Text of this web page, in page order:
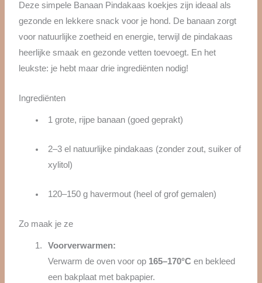
Deze simpele Banaan Pindakaas koekjes zijn ideaal als
gezonde en lekkere snack voor je hond. De banaan zorgt
voor natuurlijke zoetheid en energie, terwijl de pindakaas
heerlijke smaak en gezonde vetten toevoegt. En het
leukste: je hebt maar drie ingrediënten nodig!
Ingrediënten
1 grote, rijpe banaan (goed geprakt)
2–3 el natuurlijke pindakaas (zonder zout, suiker of
xylitol)
120–150 g havermout (heel of grof gemalen)
Zo maak je ze
Voorverwarmen:
Verwarm de oven voor op 165–170°C en bekleed
een bakplaat met bakpapier.